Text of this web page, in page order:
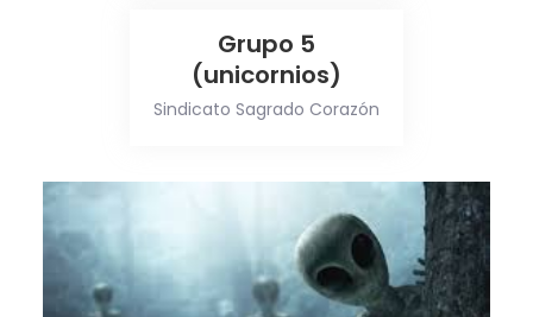
Grupo 5
(unicornios)
Sindicato Sagrado Corazón